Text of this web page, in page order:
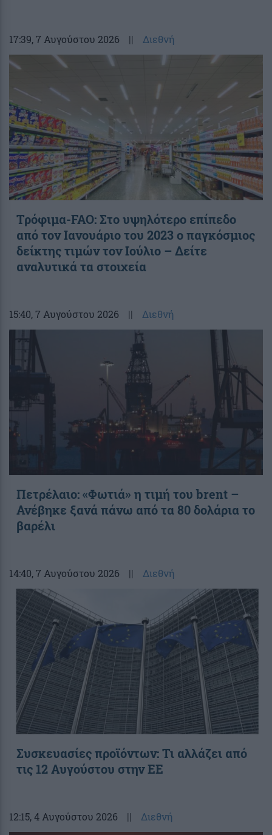
17:39, 7 Αυγούστου 2026 || Διεθνή
Τρόφιμα-FAO: Στο υψηλότερο επίπεδο
από τον Ιανουάριο του 2023 o παγκόσμιος
δείκτης τιμών τον Ιούλιο – Δείτε
αναλυτικά τα στοιχεία
15:40, 7 Αυγούστου 2026 || Διεθνή
Πετρέλαιο: «Φωτιά» η τιμή του brent –
Ανέβηκε ξανά πάνω από τα 80 δολάρια το
βαρέλι
14:40, 7 Αυγούστου 2026 || Διεθνή
Συσκευασίες προϊόντων: Τι αλλάζει από
τις 12 Αυγούστου στην ΕΕ
12:15, 4 Αυγούστου 2026 || Διεθνή